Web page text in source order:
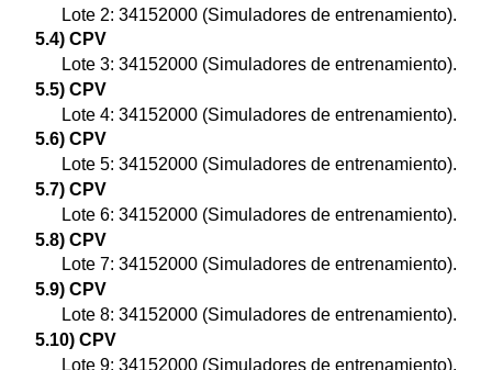
Lote 2: 34152000 (Simuladores de entrenamiento).
5.4) CPV
Lote 3: 34152000 (Simuladores de entrenamiento).
5.5) CPV
Lote 4: 34152000 (Simuladores de entrenamiento).
5.6) CPV
Lote 5: 34152000 (Simuladores de entrenamiento).
5.7) CPV
Lote 6: 34152000 (Simuladores de entrenamiento).
5.8) CPV
Lote 7: 34152000 (Simuladores de entrenamiento).
5.9) CPV
Lote 8: 34152000 (Simuladores de entrenamiento).
5.10) CPV
Lote 9: 34152000 (Simuladores de entrenamiento).